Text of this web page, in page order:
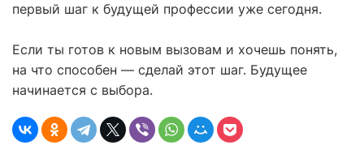
первый шаг к будущей профессии уже сегодня.
Если ты готов к новым вызовам и хочешь понять,
на что способен — сделай этот шаг. Будущее
начинается с выбора.